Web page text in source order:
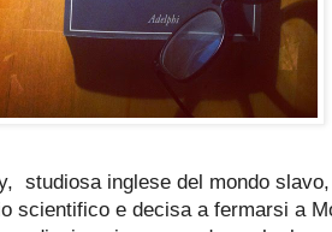
studiosa inglese del mondo
scientifico e decisa a fermarsi a